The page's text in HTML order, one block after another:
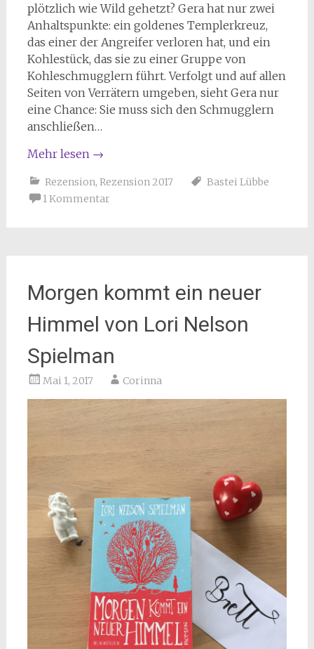
plötzlich wie Wild gehetzt? Gera hat nur zwei
Anhaltspunkte: ein goldenes Templerkreuz,
das einer der Angreifer verloren hat, und ein
Kohlestück, das sie zu einer Gruppe von
Kohleschmugglern führt. Verfolgt und auf allen
Seiten von Verrätern umgeben, sieht Gera nur
eine Chance: Sie muss sich den Schmugglern
anschließen…
Mehr lesen →
Rezension, Rezension 2017
Bastei Lübbe
1 Kommentar
Morgen kommt ein neuer
Himmel von Lori Nelson
Spielman
Mai 1, 2017 Corinna